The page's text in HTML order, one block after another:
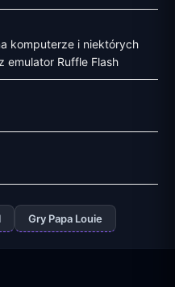
komputerze i niektórych
emulator Ruffle Flash
Gry Papa Louie